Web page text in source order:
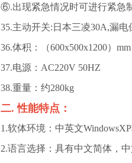
⑥.出现紧急情况时可进行紧急
35.主动开关:日本三凌30A,漏电
36.体积：（600x500x1200）mm
37.电源：AC220V 50HZ
38.重量：约280kg
二. 性能特点：
1.软体环境：中英文WindowsXP
2.语言选择：具有中文简体，